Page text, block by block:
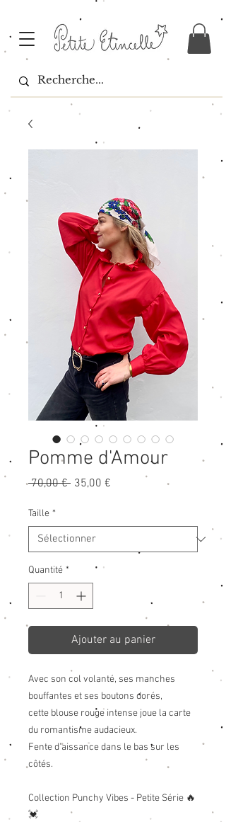
Pomme d'Amour
70,00 € Prix
35,00 €
Taille *
Quantité *
Ajouter au panier
Avec son col volanté, ses manches
bouffantes et ses boutons dorés,
cette blouse rouge intense joue la carte
du romantisme audacieux.
Fente d'aissance dans le bas sur les
côtés.
Collection Punchy Vibes - Petite Série 🔥
💓